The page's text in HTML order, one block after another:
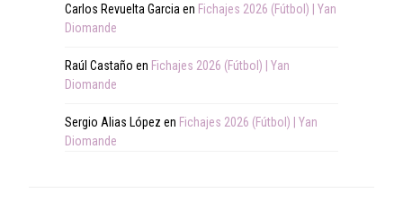
Carlos Revuelta Garcia en Fichajes 2026 (Fútbol) | Yan
Diomande
Raúl Castaño en Fichajes 2026 (Fútbol) | Yan
Diomande
Sergio Alias López en Fichajes 2026 (Fútbol) | Yan
Diomande